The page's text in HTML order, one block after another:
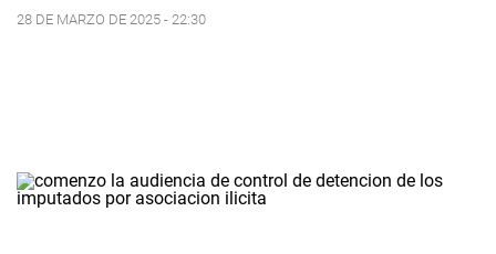
28 DE MARZO DE 2025 - 22:30